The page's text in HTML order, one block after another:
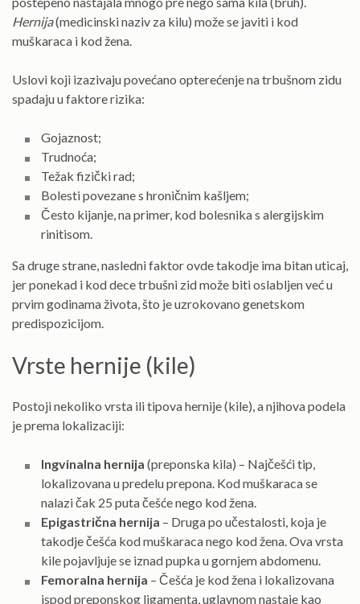
Hernija(medicinski naziv za kilu) može se javiti i kod
muškaraca i kod žena.
Uslovi koji izazivaju povećano opterećenje na trbušnom zidu
spadaju u faktore rizika:
Gojaznost;
Trudnoća;
Težak fizički rad;
Bolesti povezane s hroničnim kašljem;
Često kijanje, na primer, kod bolesnika s alergijskim
rinitisom.
Sa druge strane, nasledni faktor ovde takodje ima bitan uticaj,
jer ponekad i kod dece trbušni zid može biti oslabljen već u
prvim godinama života, što je uzrokovano genetskom
predispozicijom.
Vrste hernije (kile)
Postoji nekoliko vrsta ili tipova hernije (kile), a njihova podela
je prema lokalizaciji:
Ingvinalna hernija (preponska kila) – Najčešći tip,
lokalizovana u predelu prepona. Kod muškaraca se
nalazi čak 25 puta češće nego kod žena.
Epigastrična hernija – Druga po učestalosti, koja je
takodje češća kod muškaraca nego kod žena. Ova vrsta
kile pojavljuje se iznad pupka u gornjem abdomenu.
Femoralna hernija – Češća je kod žena i lokalizovana
ispod preponskog ligamenta, uglavnom nastaje kao